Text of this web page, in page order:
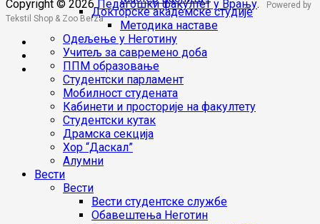
Докторске академске студије
Методика наставе
Одељење у Неготину
Учитељ за савремено доба
ППМ образовање
Студентски парламент
Мобилност студената
Кабинети и просторије на факултету
Студентски кутак
Драмска секција
Хор “Даскал”
Алумни
Вести
Вести
Вести студентске службе
Oбавештења Неготин
Copyright © 2026Педагошки факултет у Врању.
Powered by
Tekstil Shop & Zoo Berza